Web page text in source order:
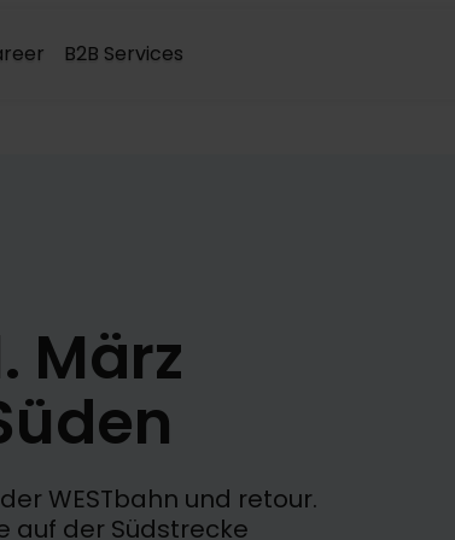
B2B Services
März
WESTbahn und retour.
auf der Südstrecke